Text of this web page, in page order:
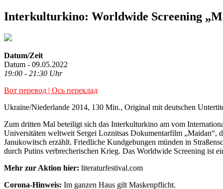
Interkulturkino: Worldwide Screening
Datum/Zeit
Datum - 09.05.2022
19:00 - 21:30 Uhr
Вот перевод | Ось переклад
Ukraine/Niederlande 2014, 130 Min., Original mit deutschen
Zum dritten Mal beteiligt sich das Interkulturkino am vom
Universitäten weltweit Sergei Loznitsas Dokumentarfilm „Maidan“,
Janukowitsch erzählt. Friedliche Kundgebungen münden in
durch Putins verbrecherischen Krieg. Das Worldwide Screening ist
Mehr zur Aktion hier: literaturfestival.com
Corona-Hinweis: Im ganzen Haus gilt Maskenpflicht.